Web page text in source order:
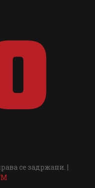
се задржани. |